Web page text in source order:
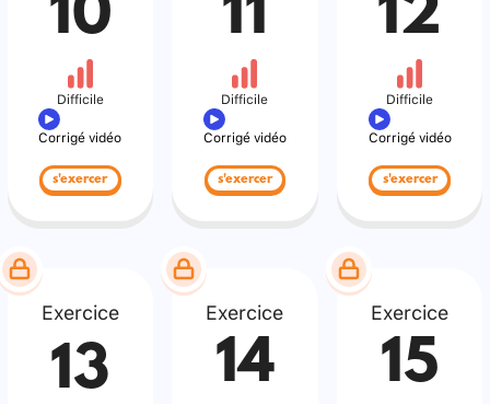
10
Difficile
Corrigé vidéo
s'exercer
11
Difficile
Corrigé vidéo
s'exercer
12
Difficile
Corrigé vidéo
s'exercer
Exercice
13
Exercice
14
Exercice
15